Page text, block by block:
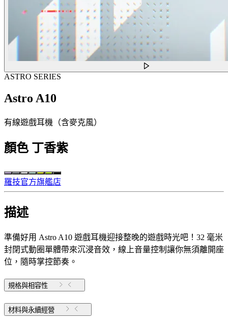
ASTRO SERIES
Astro A10
有線遊戲耳機（含麥克風）
顏色 丁香紫
羅技官方旗艦店
描述
準備好用 Astro A10 遊戲耳機迎接整晚的遊戲時光吧！32 毫米
封閉式動圈單體帶來沉浸音效，線上音量控制讓你無須離開座
位，隨時掌控節奏。
規格與相容性
材料與永續經營